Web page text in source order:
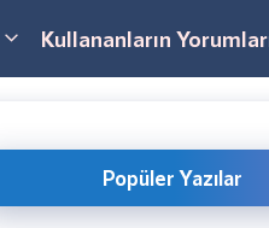
Kullananların
Popüler Yazılar